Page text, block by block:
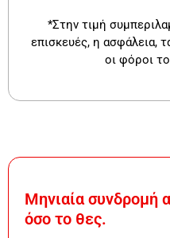
*Στην τιμή
επισκευές, η ασφάλεια,
οι φόροι
Μηνιαία συνδρομή
όσο το θες.